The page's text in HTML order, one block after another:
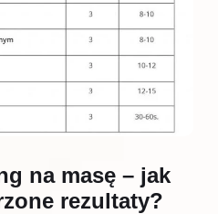
na masę – jak
rezultaty?